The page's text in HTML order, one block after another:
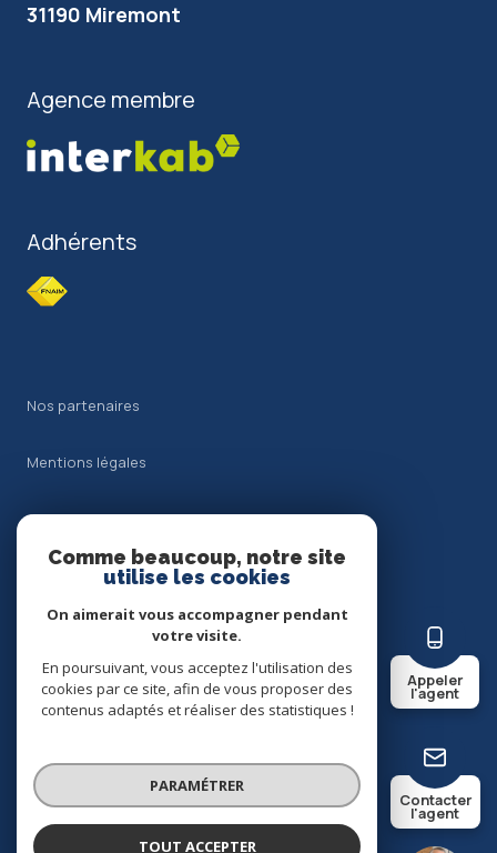
Appeler
l'agent
Contacter
l'agent
31190 Miremont
Agence membre
Adhérents
Nos partenaires
Mentions légales
Admin
Nos honoraires
Cookies
© 2026 | Tous droits réservés
Réalisé par
Comme beaucoup, notre site
utilise les cookies
On aimerait vous accompagner pendant
votre visite.
En poursuivant, vous acceptez l'utilisation des
cookies par ce site, afin de vous proposer des
contenus adaptés et réaliser des statistiques !
PARAMÉTRER
TOUT ACCEPTER